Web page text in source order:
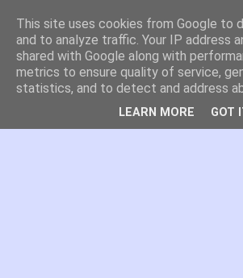
es por madrid
El blog de Madrid y su actualidad,
movilidad, arquitectura, participación,
educación, empleo, ...
This site uses cookies from Google to
and to analyze traffic. Your IP address
shared with Google along with
metrics to ensure quality of service,
statistics, and to detect and address
LEARN MORE GOT